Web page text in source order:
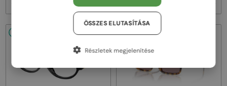
ÖSSZES ELUTASÍTÁSA
Részletek megjelenítése